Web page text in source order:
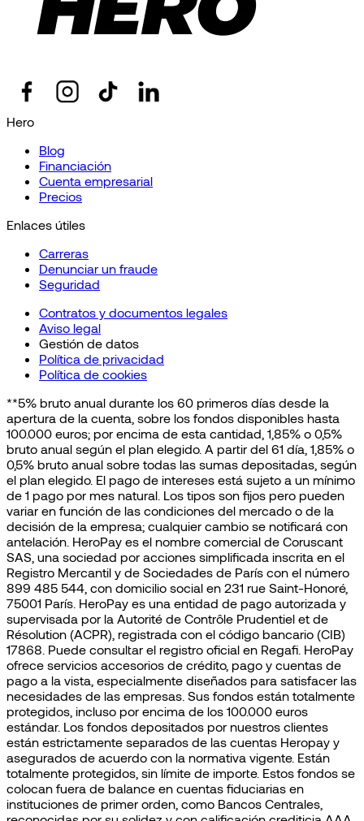
Hero
Blog
Financiación
Cuenta empresarial
Precios
Enlaces útiles
Carreras
Denunciar un fraude
Seguridad
Contratos y documentos legales
Aviso legal
Gestión de datos
Política de privacidad
Política de cookies
**5% bruto anual durante los 60 primeros días desde la
apertura de la cuenta, sobre los fondos disponibles hasta
100.000 euros; por encima de esta cantidad, 1,85% o 0,5%
bruto anual según el plan elegido. A partir del 61 día, 1,85% o
0,5% bruto anual sobre todas las sumas depositadas, según
el plan elegido. El pago de intereses está sujeto a un mínimo
de 1 pago por mes natural. Los tipos son fijos pero pueden
variar en función de las condiciones del mercado o de la
decisión de la empresa; cualquier cambio se notificará con
antelación. HeroPay es el nombre comercial de Coruscant
SAS, una sociedad por acciones simplificada inscrita en el
Registro Mercantil y de Sociedades de París con el número
899 485 544, con domicilio social en 231 rue Saint-Honoré,
75001 París. HeroPay es una entidad de pago autorizada y
supervisada por la Autorité de Contrôle Prudentiel et de
Résolution (ACPR), registrada con el código bancario (CIB)
17868. Puede consultar el registro oficial en Regafi. HeroPay
ofrece servicios accesorios de crédito, pago y cuentas de
pago a la vista, especialmente diseñados para satisfacer las
necesidades de las empresas. Sus fondos están totalmente
protegidos, incluso por encima de los 100.000 euros
estándar. Los fondos depositados por nuestros clientes
están estrictamente separados de las cuentas Heropay y
asegurados de acuerdo con la normativa vigente. Están
totalmente protegidos, sin límite de importe. Estos fondos se
colocan fuera de balance en cuentas fiduciarias en
instituciones de primer orden, como Bancos Centrales,